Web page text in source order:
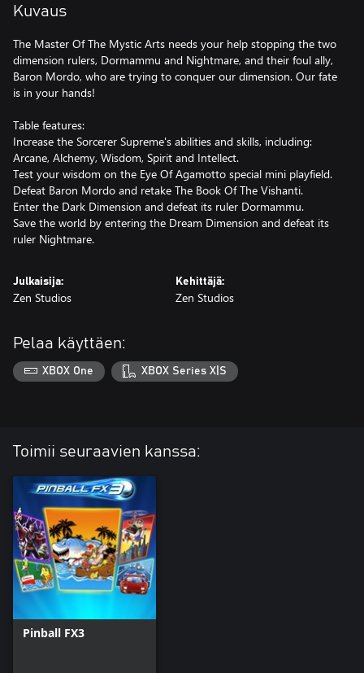
Kuvaus
The Master Of The Mystic Arts needs your help stopping the two
dimension rulers, Dormammu and Nightmare, and their foul ally,
Baron Mordo, who are trying to conquer our dimension. Our fate
is in your hands!
Table features:
Increase the Sorcerer Supreme's abilities and skills, including:
Arcane, Alchemy, Wisdom, Spirit and Intellect.
Test your wisdom on the Eye Of Agamotto special mini playfield.
Defeat Baron Mordo and retake The Book Of The Vishanti.
Enter the Dark Dimension and defeat its ruler Dormammu.
Save the world by entering the Dream Dimension and defeat its
ruler Nightmare.
Julkaisija:
Zen Studios
Kehittäjä:
Zen Studios
Pelaa käyttäen:
XBOX One XBOX Series X|S
Toimii seuraavien kanssa:
Pinball FX3